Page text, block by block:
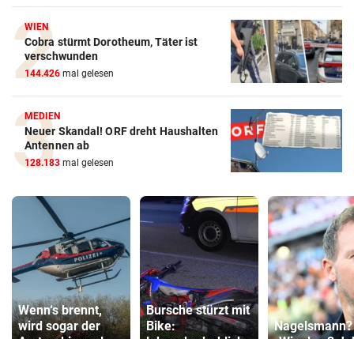
WIEN
Cobra stürmt Dorotheum, Täter ist
verschwunden
144.426 mal gelesen
MEDIEN
Neuer Skandal! ORF dreht Haushalten
Antennen ab
128.183 mal gelesen
Wenn‘s brennt,
wird sogar der
Bursche stürzt mit
Bike:
Nagelsmann?